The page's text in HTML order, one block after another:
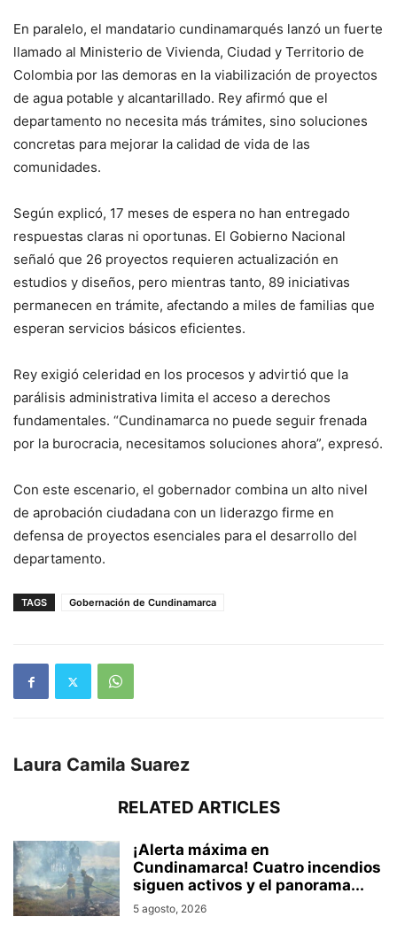
En paralelo, el mandatario cundinamarqués lanzó un fuerte
llamado al Ministerio de Vivienda, Ciudad y Territorio de
Colombia por las demoras en la viabilización de proyectos
de agua potable y alcantarillado. Rey afirmó que el
departamento no necesita más trámites, sino soluciones
concretas para mejorar la calidad de vida de las
comunidades.
Según explicó, 17 meses de espera no han entregado
respuestas claras ni oportunas. El Gobierno Nacional
señaló que 26 proyectos requieren actualización en
estudios y diseños, pero mientras tanto, 89 iniciativas
permanecen en trámite, afectando a miles de familias que
esperan servicios básicos eficientes.
Rey exigió celeridad en los procesos y advirtió que la
parálisis administrativa limita el acceso a derechos
fundamentales. “Cundinamarca no puede seguir frenada
por la burocracia, necesitamos soluciones ahora”, expresó.
Con este escenario, el gobernador combina un alto nivel
de aprobación ciudadana con un liderazgo firme en
defensa de proyectos esenciales para el desarrollo del
departamento.
TAGS Gobernación de Cundinamarca
Laura Camila Suarez
RELATED ARTICLES
¡Alerta máxima en
Cundinamarca! Cuatro incendios
siguen activos y el panorama...
5 agosto, 2026